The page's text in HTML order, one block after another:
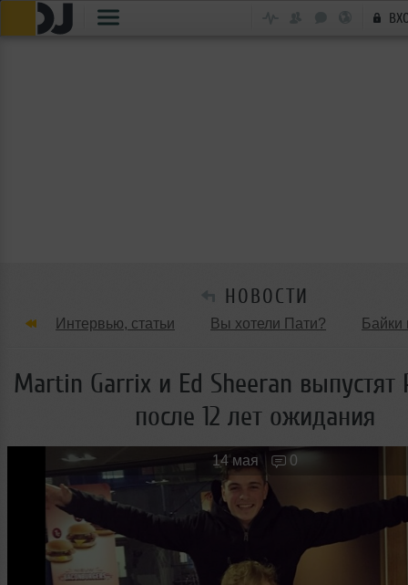
НОВОСТИ
Интервью, статьи Вы хотели Пати? Байки
Танцевальные стили Обзоры Вечеринок и
Мужчина & Женщина
Martin Garrix и Ed Sheeran выпустят
после 12 лет ожидания
14 мая 0